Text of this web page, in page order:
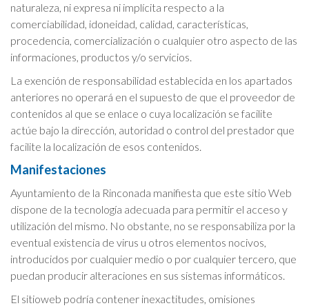
naturaleza, ni expresa ni implícita respecto a la
comerciabilidad, idoneidad, calidad, características,
procedencia, comercialización o cualquier otro aspecto de las
informaciones, productos y/o servicios.
La exención de responsabilidad establecida en los apartados
anteriores no operará en el supuesto de que el proveedor de
contenidos al que se enlace o cuya localización se facilite
actúe bajo la dirección, autoridad o control del prestador que
facilite la localización de esos contenidos.
Manifestaciones
Ayuntamiento de la Rinconada manifiesta que este sitio Web
dispone de la tecnología adecuada para permitir el acceso y
utilización del mismo. No obstante, no se responsabiliza por la
eventual existencia de virus u otros elementos nocivos,
introducidos por cualquier medio o por cualquier tercero, que
puedan producir alteraciones en sus sistemas informáticos.
El sitioweb podría contener inexactitudes, omisiones